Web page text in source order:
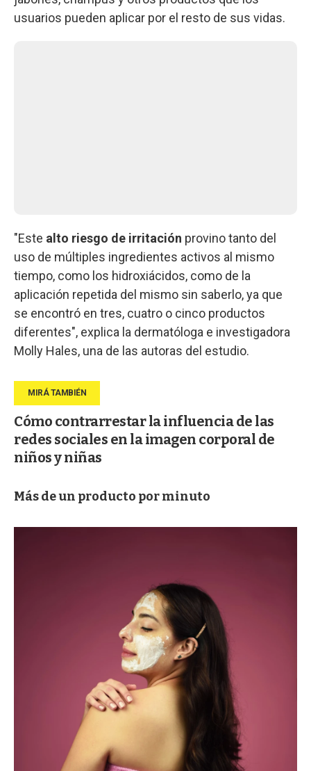
usuarios pueden aplicar por el resto de sus vidas.
"Este alto riesgo de irritación provino tanto del
uso de múltiples ingredientes activos al mismo
tiempo, como los hidroxiácidos, como de la
aplicación repetida del mismo sin saberlo, ya que
se encontró en tres, cuatro o cinco productos
diferentes", explica la dermatóloga e investigadora
Molly Hales, una de las autoras del estudio.
Cómo contrarrestar la influencia de las
redes sociales en la imagen corporal de
niños y niñas
Más de un producto por minuto